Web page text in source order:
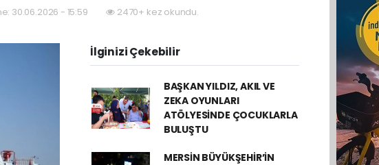
30.06.2026 - 15:59 2470+ kez okundu.
İlginizi Çekebilir
BAŞKAN YILDIZ, AKIL VE
ZEKA OYUNLARI
ATÖLYESİNDE ÇOCUKLARLA
BULUŞTU
MERSİN BÜYÜKŞEHİR’İN